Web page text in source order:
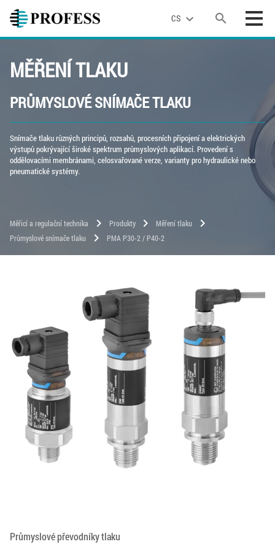
CS expand_more search
MĚŘENÍ TLAKU
PRŮMYSLOVÉ SNÍMAČE TLAKU
Snímače tlaku různých principů, rozsahů, procesních připojení a elektrických
výstupů pokrývající široké spektrum průmyslových aplikací. Provedení s
oddělovacími membránami, celosvařované verze, varianty pro hydraulické nebo
pneumatické systémy.
Měřicí a regulační technika chevron_right Produkty chevron_right Měření tlaku chevron_right
Průmyslové snímače tlaku chevron_right PMA P30-2 / P40-2
Průmyslové převodníky tlaku